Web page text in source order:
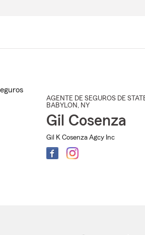
AGENTE DE SEGUROS DE
BABYLON , NY
Gil Cosenza
Gil K Cosenza Agcy Inc